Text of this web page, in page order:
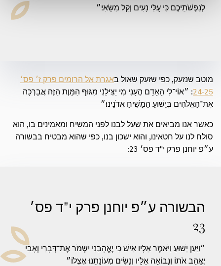
לְנַפְשֹׁתֵיכֶם׃ כִּי עֻלִּי נָעִים וְקַל מַשָּׂאִי׃״
מוטב שנזעק, כפי שזעק שאול באגרת אל הרומים פרק ז׳ פס׳
24-25: ״אוֹי־לִי הָאָדָם הֶעָנִי מִי יַצִּילֵנִי מִגּוּף הַמָּוֶת הַזֶּה׃ אֲבָרְכָה
אֶת־הָאֱלֹהִים בְּיֵשׁוּעַ הַמָּשִׁיחַ אֲדֹנֵינוּ׃״
כאשר אנו מביאים את שעל לבנו לפני המשיח ומאמינים בו, הוא
סולח לנו על חטאינו, והוא ישכון בנו, כפי שהוא מבטיח בבשורה
ע״פ יוחנן פרק י"ד פס׳ 23:
הבשורה ע״פ יוחנן פרק י"ד פס׳
23
״וַיַּעַן יֵשׁוּעַ וַיֹּאמֶר אֵלָיו אִישׁ כִּי יֶאֱהָבַנִי יִשְׁמֹר אֶת־דְּבָרִי וְאָבִי
יֶאֱהַב אֹתוֹ וְנָבוֹאָה אֵלָיו וְנָשִׂים מְעוֹנָתֵנוּ אֶצְלוֹ׃״